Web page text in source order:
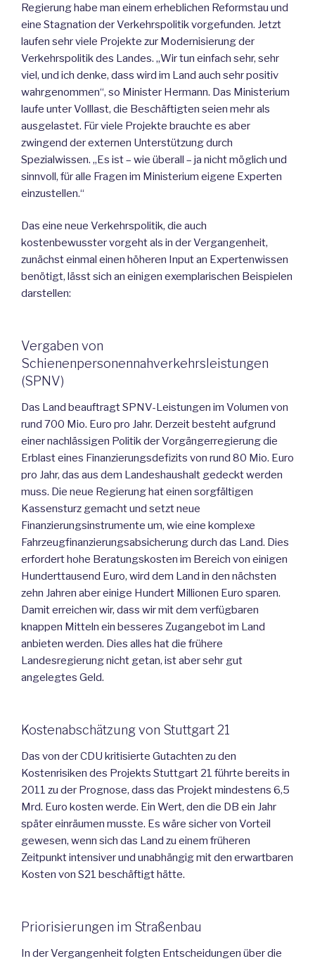
Regierung habe man einem erheblichen Reformstau und
eine Stagnation der Verkehrspolitik vorgefunden. Jetzt
laufen sehr viele Projekte zur Modernisierung der
Verkehrspolitik des Landes. „Wir tun einfach sehr, sehr
viel, und ich denke, dass wird im Land auch sehr positiv
wahrgenommen“, so Minister Hermann. Das Ministerium
laufe unter Volllast, die Beschäftigten seien mehr als
ausgelastet. Für viele Projekte brauchte es aber
zwingend der externen Unterstützung durch
Spezialwissen. „Es ist – wie überall – ja nicht möglich und
sinnvoll, für alle Fragen im Ministerium eigene Experten
einzustellen.“
Das eine neue Verkehrspolitik, die auch
kostenbewusster vorgeht als in der Vergangenheit,
zunächst einmal einen höheren Input an Expertenwissen
benötigt, lässt sich an einigen exemplarischen Beispielen
darstellen:
Vergaben von
Schienenpersonennahverkehrsleistungen
(SPNV)
Das Land beauftragt SPNV-Leistungen im Volumen von
rund 700 Mio. Euro pro Jahr. Derzeit besteht aufgrund
einer nachlässigen Politik der Vorgängerregierung die
Erblast eines Finanzierungsdefizits von rund 80 Mio. Euro
pro Jahr, das aus dem Landeshaushalt gedeckt werden
muss. Die neue Regierung hat einen sorgfältigen
Kassensturz gemacht und setzt neue
Finanzierungsinstrumente um, wie eine komplexe
Fahrzeugfinanzierungsabsicherung durch das Land. Dies
erfordert hohe Beratungskosten im Bereich von einigen
Hunderttausend Euro, wird dem Land in den nächsten
zehn Jahren aber einige Hundert Millionen Euro sparen.
Damit erreichen wir, dass wir mit dem verfügbaren
knappen Mitteln ein besseres Zugangebot im Land
anbieten werden. Dies alles hat die frühere
Landesregierung nicht getan, ist aber sehr gut
angelegtes Geld.
Kostenabschätzung von Stuttgart 21
Das von der CDU kritisierte Gutachten zu den
Kostenrisiken des Projekts Stuttgart 21 führte bereits in
2011 zu der Prognose, dass das Projekt mindestens 6,5
Mrd. Euro kosten werde. Ein Wert, den die DB ein Jahr
später einräumen musste. Es wäre sicher von Vorteil
gewesen, wenn sich das Land zu einem früheren
Zeitpunkt intensiver und unabhängig mit den erwartbaren
Kosten von S21 beschäftigt hätte.
Priorisierungen im Straßenbau
In der Vergangenheit folgten Entscheidungen über die